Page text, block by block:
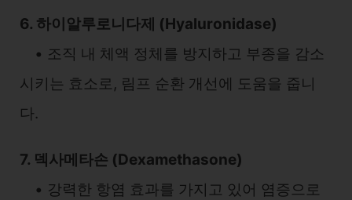
6. 하이알루로니다제 (Hyaluronidase)
• 조직 내 체액 정체를 방지하고 부종을 감소
시키는 효소로, 림프 순환 개선에 도움을 줍니
다.
7. 덱사메타손 (Dexamethasone)
• 강력한 항염 효과를 가지고 있어 염증으로